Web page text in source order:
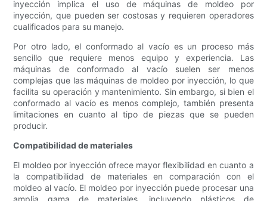
inyección implica el uso de máquinas de moldeo por
inyección, que pueden ser costosas y requieren operadores
cualificados para su manejo.
Por otro lado, el conformado al vacío es un proceso más
sencillo que requiere menos equipo y experiencia. Las
máquinas de conformado al vacío suelen ser menos
complejas que las máquinas de moldeo por inyección, lo que
facilita su operación y mantenimiento. Sin embargo, si bien el
conformado al vacío es menos complejo, también presenta
limitaciones en cuanto al tipo de piezas que se pueden
producir.
Compatibilidad de materiales
El moldeo por inyección ofrece mayor flexibilidad en cuanto a
la compatibilidad de materiales en comparación con el
moldeo al vacío. El moldeo por inyección puede procesar una